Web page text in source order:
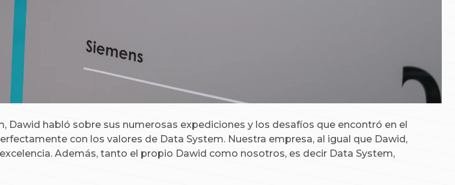
Dawid habló sobre sus numerosas expediciones y los desafíos que encontró en el
con los valores de Data System. Nuestra empresa, al igual que Dawid,
Además, tanto el propio Dawid como nosotros, es decir Data System,